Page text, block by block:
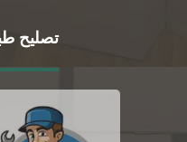
تصليح